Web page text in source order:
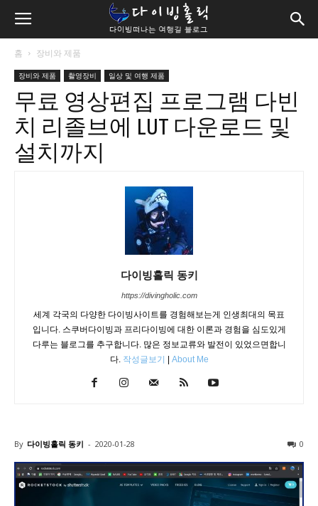
홈 장비와 제품
장비와 제품 촬영장비 일상 및 여행 제품
무료 영상편집 프로그램 다빈
치 리졸브에 LUT 다운로드 및
설치까지
다이빙홀릭 동키
https://divingholic.com
세계 각국의 다양한 다이빙사이트를 경험해보는게 인생최대의 목표
입니다. 스쿠버다이빙과 프리다이빙에 대한 이론과 경험을 심도있게
다루는 블로그를 추구합니다. 많은 정보교류와 발전이 있었으면합니
다. 작성글보기 About Me
By 다이빙홀릭 동키 - 2020-01-28 0